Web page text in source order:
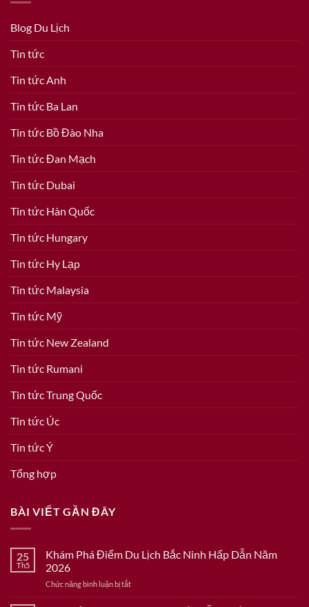
Blog Du Lịch
Tin tức
Tin tức Anh
Tin tức Ba Lan
Tin tức Bồ Đào Nha
Tin tức Đan Mạch
Tin tức Dubai
Tin tức Hàn Quốc
Tin tức Hungary
Tin tức Hy Lạp
Tin tức Malaysia
Tin tức Mỹ
Tin tức New Zealand
Tin tức Rumani
Tin tức Trung Quốc
Tin tức Úc
Tin tức Ý
Tổng hợp
BÀI VIẾT GẦN ĐÂY
25
Th5
Khám Phá Điểm Du Lịch Bắc Ninh Hấp Dẫn Năm
2026
Chức năng bình luận bị tắtở